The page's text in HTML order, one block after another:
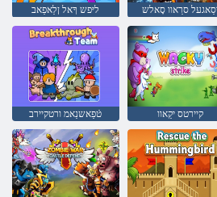
ליּפש ךָאל ןלַאפַאב סרַאוו סָאלש
טֿפַאשנַאמ ורטקיירב קיירטס יקַאוו